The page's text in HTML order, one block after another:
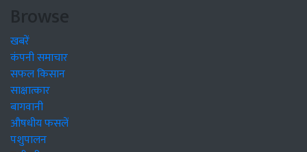
Browse
खबरें
कंपनी समाचार
सफल किसान
साक्षात्कार
बागवानी
औषधीय फसलें
पशुपालन